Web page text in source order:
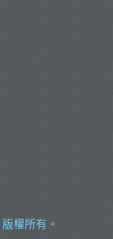
版權所有。